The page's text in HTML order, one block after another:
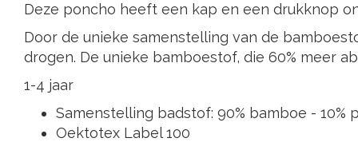
Deze poncho heeft een kap en een drukknop
Door de unieke samenstelling van de
drogen. De unieke bamboestof, die 60% meer
1-4 jaar
Samenstelling badstof: 90% bamboe - 10%
Oektotex Label 100